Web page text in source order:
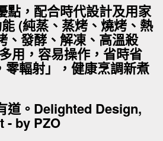
點，配合時代設計及用家
(純蒸、蒸烤、燒烤、熱
、發酵、解凍、高溫殺
用，容易操作，省時省
零輻射」，健康烹調新煮
道。Delighted Design,
- by PZO